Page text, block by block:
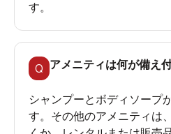
す。
Q アメニティは何が備え
シャンプーとボディソープ
す。その他のアメニティは